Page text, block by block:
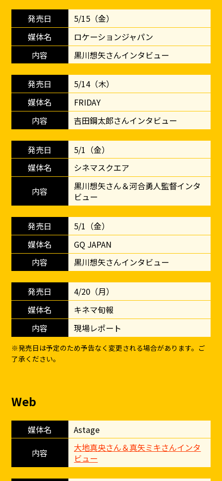
5/15（金）
ロケーションジャパン
黒川想矢さんインタビュー
5/14（木）
FRIDAY
吉田鋼太郎さんインタビュー
5/1（金）
シネマスクエア
黒川想矢さん＆河合勇人監督インタ
ビュー
5/1（金）
GQ JAPAN
黒川想矢さんインタビュー
4/20（月）
キネマ旬報
現場レポート
※発売日は予定のため予告なく変更される場合があります。ご
了承ください。
Web
Astage
大地真央さん＆真矢ミキさんインタ
ビュー